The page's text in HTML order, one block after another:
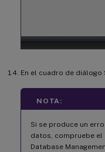
En el cuadro de diálogo
NOTA:
Si se produce un
datos, compruebe el
Database